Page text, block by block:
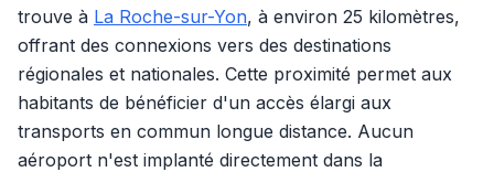
trouve à La Roche-sur-Yon, à environ 25 kilomètres,
offrant des connexions vers des destinations
régionales et nationales. Cette proximité permet aux
habitants de bénéficier d'un accès élargi aux
transports en commun longue distance. Aucun
aéroport n'est implanté directement dans la